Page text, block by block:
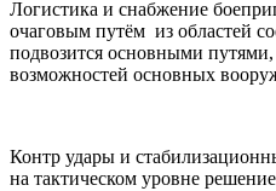
Логистика и снабжение
очаговым путём из областей
подвозится основными
возможностей основных
Контр удары и
на тактическом уровне